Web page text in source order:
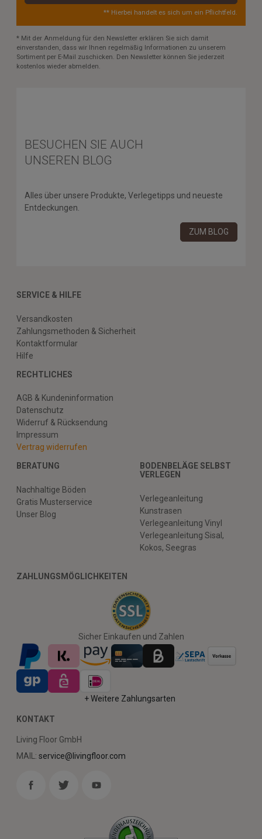
** Hierbei handelt es sich um ein Pflichtfeld.
* Mit der Anmeldung für den Newsletter erklären Sie sich damit
einverstanden, dass wir Ihnen regelmäßig Informationen zu unserem
Sortiment per E-Mail zuschicken. Den Newsletter können Sie jederzeit
kostenlos wieder abmelden.
BESUCHEN SIE AUCH
UNSEREN BLOG
Alles über unsere Produkte, Verlegetipps und neueste
Entdeckungen.
ZUM BLOG
SERVICE & HILFE
Versandkosten
Zahlungsmethoden & Sicherheit
Kontaktformular
Hilfe
RECHTLICHES
AGB & Kundeninformation
Datenschutz
Widerruf & Rücksendung
Impressum
Vertrag widerrufen
BERATUNG
Nachhaltige Böden
Gratis Musterservice
Unser Blog
BODENBELÄGE SELBST
VERLEGEN
Verlegeanleitung
Kunstrasen
Verlegeanleitung Vinyl
Verlegeanleitung Sisal,
Kokos, Seegras
ZAHLUNGSMÖGLICHKEITEN
Sicher Einkaufen und Zahlen
+ Weitere Zahlungsarten
KONTAKT
Living Floor GmbH
MAIL: service@livingfloor.com